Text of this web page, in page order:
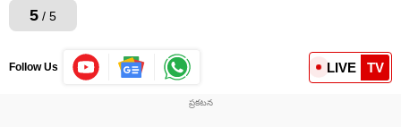
5 / 5
Follow Us LIVE TV